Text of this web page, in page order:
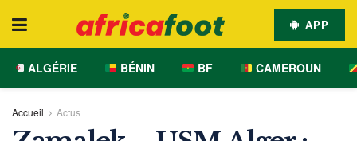
APP
ALGÉRIE BÉNIN BF CAMEROUN
Accueil Actus